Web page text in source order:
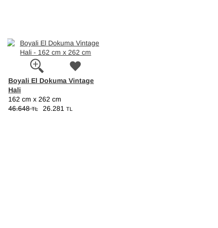
Boyali El Dokuma Vintage
Hali
162 cm x 262 cm
46.648TL 26.281 TL